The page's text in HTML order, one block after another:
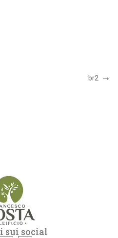
br2
sui social